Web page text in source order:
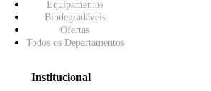
Equipamentos
Biodegradáveis
Ofertas
Todos os Departamentos
Institucional